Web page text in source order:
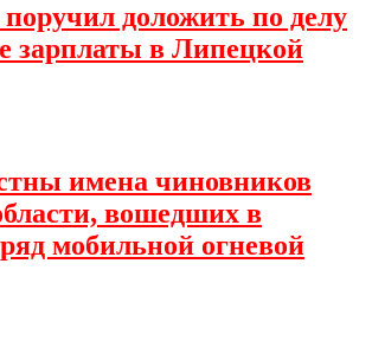
доложить по делу
зарплаты в Липецкой
имена чиновников
вошедших в
мобильной огневой